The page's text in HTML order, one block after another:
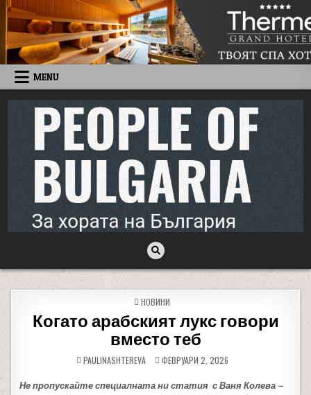
Skip to content
MENU
POSTED IN
НОВИНИ
Когато арабският лукс говори
вместо теб
PAULINASHTEREVA ФЕВРУАРИ 2, 2026
Не пропускайте специалната ни статия с Ваня Колева –